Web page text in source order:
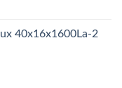
40x16x1600La-2